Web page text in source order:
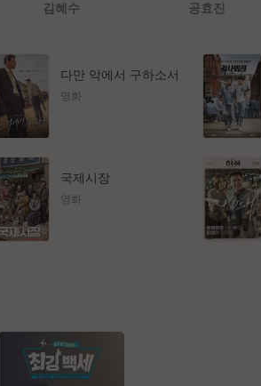
김혜수 공효진
다만 악에서 구하소서
영화
국제시장
영화